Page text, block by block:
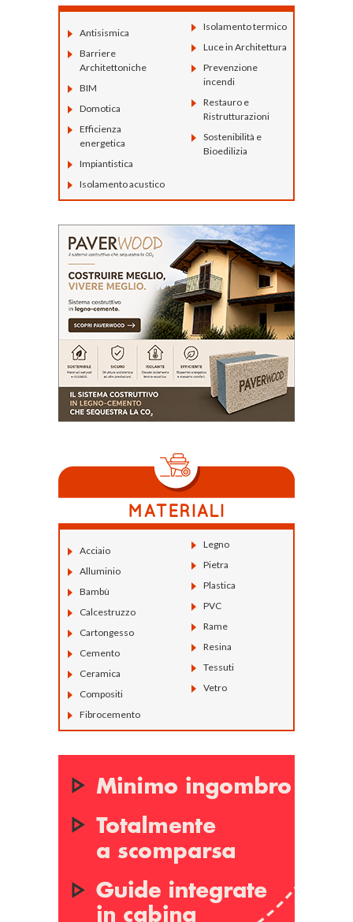
Antisismica
Barriere
Architettoniche
BIM
Domotica
Efficienza
energetica
Impiantistica
Isolamento acustico
Isolamento termico
Luce in Architettura
Prevenzione
incendi
Restauro e
Ristrutturazioni
Sostenibilità e
Bioedilizia
Acciaio
Alluminio
Bambù
Calcestruzzo
Cartongesso
Cemento
Ceramica
Compositi
Fibrocemento
Legno
Pietra
Plastica
PVC
Rame
Resina
Tessuti
Vetro